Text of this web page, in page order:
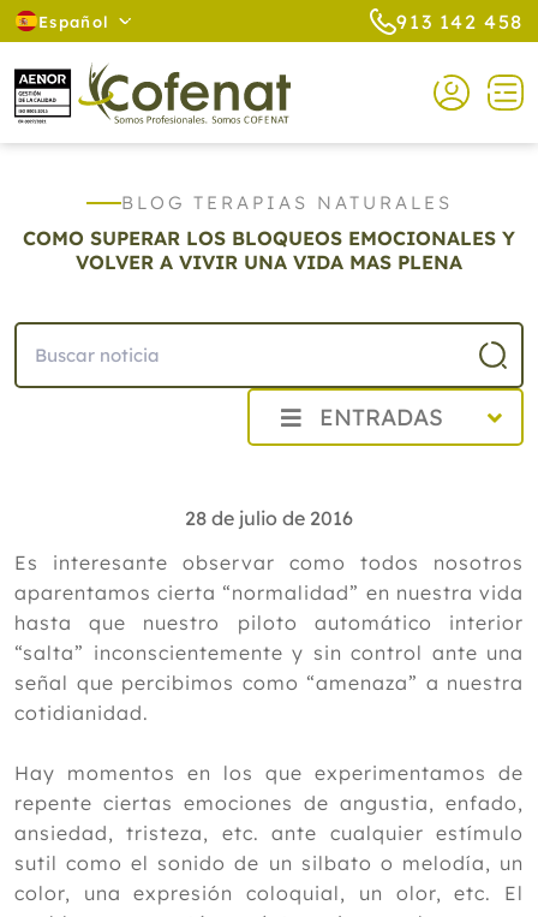
Español 913 142 458
BLOG TERAPIAS NATURALES
COMO SUPERAR LOS BLOQUEOS EMOCIONALES Y
VOLVER A VIVIR UNA VIDA MAS PLENA
ENTRADAS
2025
2024
2023
2022
2021
2019
2018
2017
2016
28 de julio de 2016
Es interesante observar como todos nosotros
aparentamos cierta “normalidad” en nuestra vida
hasta que nuestro piloto automático interior
“salta” inconscientemente y sin control ante una
señal que percibimos como “amenaza” a nuestra
cotidianidad.
Hay momentos en los que experimentamos de
repente ciertas emociones de angustia, enfado,
ansiedad, tristeza, etc. ante cualquier estímulo
sutil como el sonido de un silbato o melodía, un
color, una expresión coloquial, un olor, etc. El